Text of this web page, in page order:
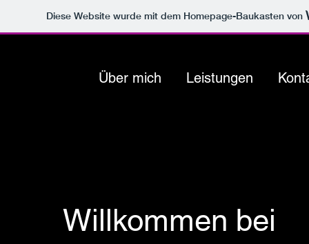
Diese Website wurde mit dem Homepage-Baukasten von
Über mich Leistungen
Willkommen bei